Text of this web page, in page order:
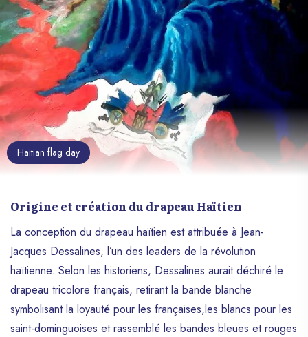
Haitian flag day
Origine et création du drapeau Haïtien
La conception du drapeau haïtien est attribuée à Jean-
Jacques Dessalines, l’un des leaders de la révolution
haïtienne. Selon les historiens, Dessalines aurait déchiré le
drapeau tricolore français, retirant la bande blanche
symbolisant la loyauté pour les françaises,les blancs pour les
saint-dominguoises et rassemblé les bandes bleues et rouges